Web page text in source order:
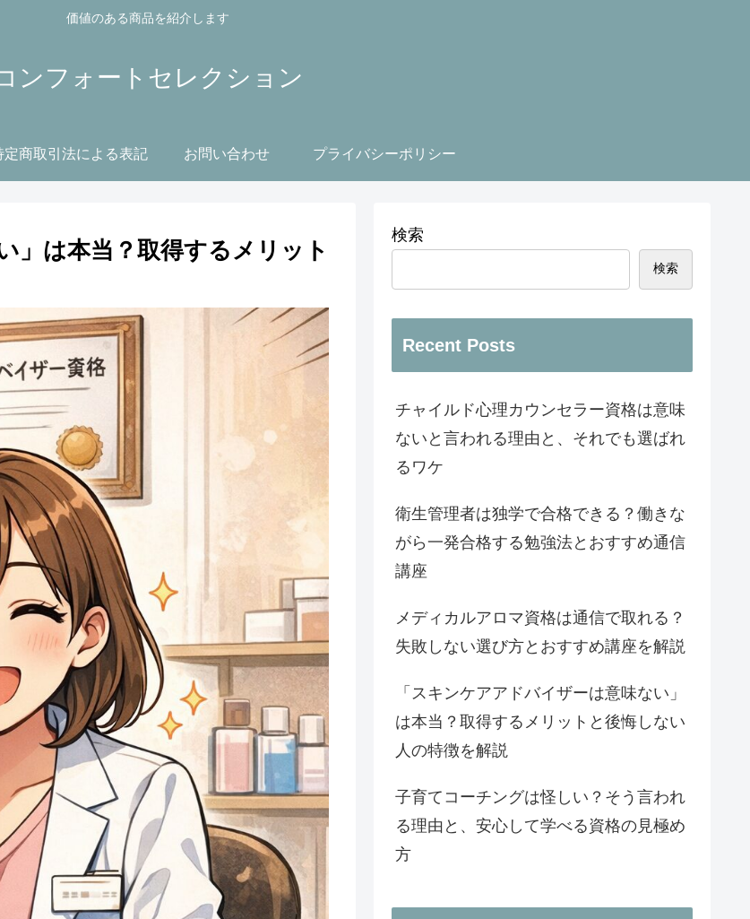
価値のある商品を紹介します
ンフォートセレクション
定商取引法による表記 お問い合わせ プライバシーポリシー
」は本当？取得するメリット
検索
検索
Recent Posts
チャイルド心理カウンセラー資格は意味
ないと言われる理由と、それでも選ばれ
るワケ
衛生管理者は独学で合格できる？働きな
がら一発合格する勉強法とおすすめ通信
講座
メディカルアロマ資格は通信で取れる？
失敗しない選び方とおすすめ講座を解説
「スキンケアアドバイザーは意味ない」
は本当？取得するメリットと後悔しない
人の特徴を解説
子育てコーチングは怪しい？そう言われ
る理由と、安心して学べる資格の見極め
方